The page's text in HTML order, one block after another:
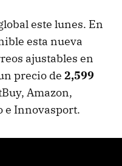
este lunes. En
esta nueva
ajustables en
precio de 2,599
Amazon,
e Innovasport.